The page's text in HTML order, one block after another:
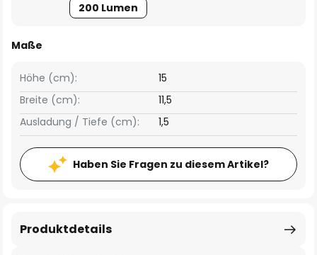
200 Lumen
Maße
Breite (cm): 11,5
Höhe (cm): 15
Ausladung / Tiefe (cm): 1,5
Haben Sie Fragen zu diesem Artikel?
Produktdetails